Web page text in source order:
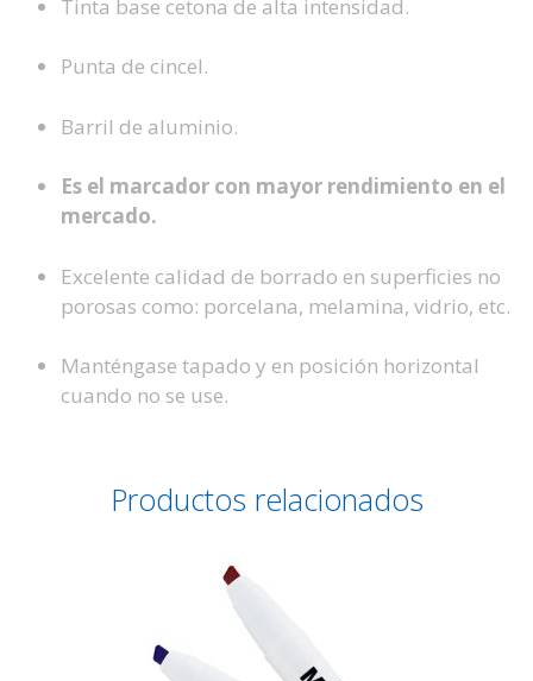
Tinta base cetona de alta intensidad.
Punta de cincel.
Barril de aluminio.
Es el marcador con mayor rendimiento en el
mercado.
Excelente calidad de borrado en superficies no
porosas como: porcelana, melamina, vidrio, etc.
Manténgase tapado y en posición horizontal
cuando no se use.
Productos relacionados